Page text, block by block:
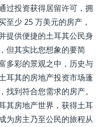
过投资获得居留许可，拥
至少 25 万美元的房产，
提供便捷的土耳其公民身
但其实比您想象的要简
多彩的景观之中，历史与
耳其的房地产投资市场蓬
到符合您需求的房产。
其房地产世界，获得土耳
为房主乃至公民的旅程从